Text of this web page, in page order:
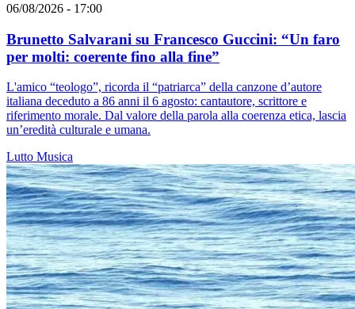
06/08/2026 - 17:00
Brunetto Salvarani su Francesco Guccini: “Un faro
per molti: coerente fino alla fine”
L'amico “teologo”, ricorda il “patriarca” della canzone d’autore
italiana deceduto a 86 anni il 6 agosto: cantautore, scrittore e
riferimento morale. Dal valore della parola alla coerenza etica, lascia
un’eredità culturale e umana.
Lutto Musica